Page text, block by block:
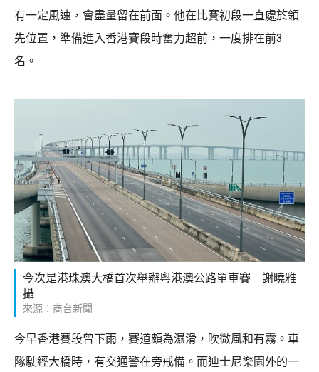
有一定風速，會盡量留在前面。他在比賽初段一直處於領
先位置，準備進入香港賽段時奮力超前，一度排在前3
名。
今次是港珠澳大橋首次舉辦粵港澳公路單車賽 謝曉雅
攝
來源：商台新聞
今早香港賽段曾下雨，賽道頗為濕滑，吹微風和有霧。車
隊駛經大橋時，有交通警在旁戒備。而迪士尼樂園外的一